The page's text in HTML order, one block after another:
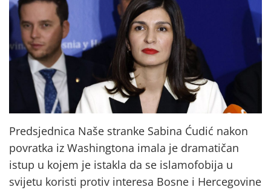
Predsjednica Naše stranke Sabina Ćudić nakon
povratka iz Washingtona imala je dramatičan
istup u kojem je istakla da se islamofobija u
svijetu koristi protiv interesa Bosne i Hercegovine